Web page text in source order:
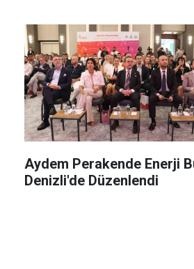
Aydem Perakende Enerji
Denizli'de Düzenlendi